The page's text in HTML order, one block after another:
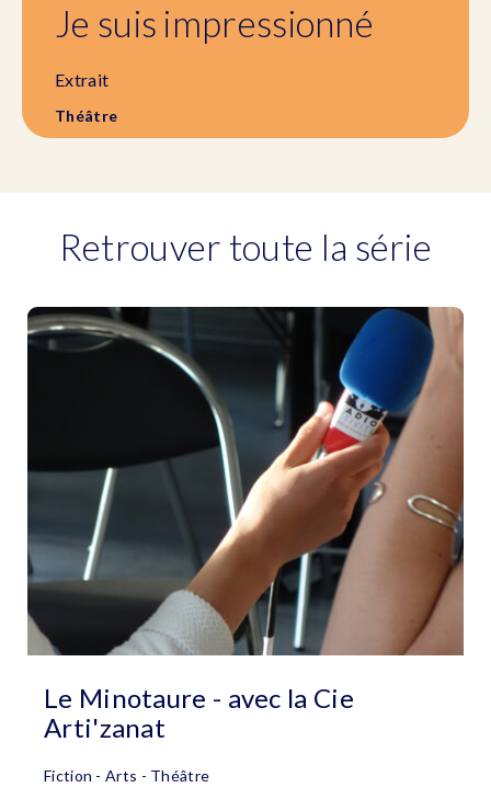
Je suis impressionné
Extrait
Théâtre
Retrouver toute la série
Le Minotaure - avec la Cie
Arti'zanat
Fiction - Arts - Théâtre